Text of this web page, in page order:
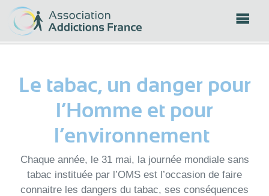
Le tabac, un danger pour
l’Homme et pour
l’environnement
Chaque année, le 31 mai, la journée mondiale sans
tabac instituée par l’OMS est l’occasion de faire
connaitre les dangers du tabac, ses conséquences
Panneau de gestion des cookies